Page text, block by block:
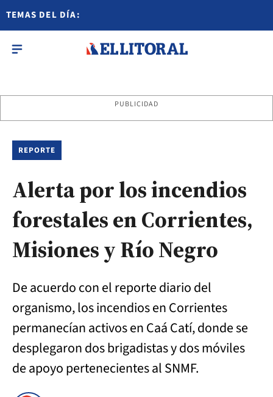
TEMAS DEL DÍA:
PUBLICIDAD
REPORTE
Alerta por los incendios
forestales en Corrientes,
Misiones y Río Negro
De acuerdo con el reporte diario del
organismo, los incendios en Corrientes
permanecían activos en Caá Catí, donde se
desplegaron dos brigadistas y dos móviles
de apoyo pertenecientes al SNMF.